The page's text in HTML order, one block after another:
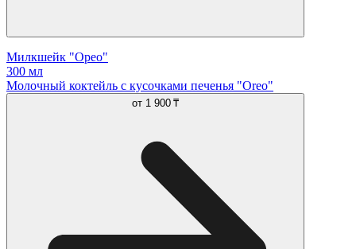
Милкшейк "Орео"
300 мл
Молочный коктейль с кусочками печенья "Oreo"
от 1 900 ₸